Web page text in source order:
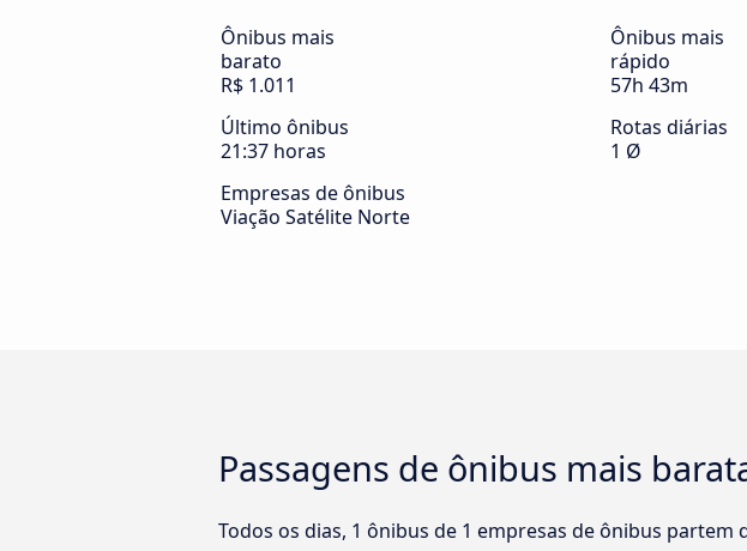
Ônibus mais
barato
R$ 1.011
Ônibus mais
rápido
57h 43m
Último ônibus
21:37 horas
Rotas diárias
1 Ø
Empresas de ônibus
Viação Satélite Norte
Passagens de ônibus mais
Todos os dias, 1 ônibus de 1 empresas de ônibus